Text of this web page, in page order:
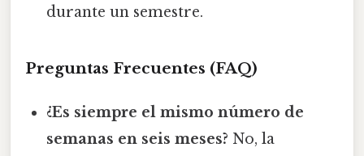
durante un semestre.
Preguntas Frecuentes (FAQ)
¿Es siempre el mismo número de
semanas en seis meses? No, la